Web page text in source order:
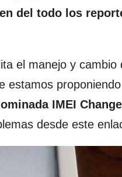
del todo los
el manejo y
estamos
IMEI
desde este